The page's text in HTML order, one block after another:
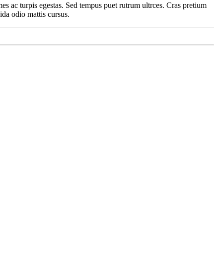
ac turpis egestas. Sed tempus puet rutrum ultrces. Cras pretium
odio mattis cursus.